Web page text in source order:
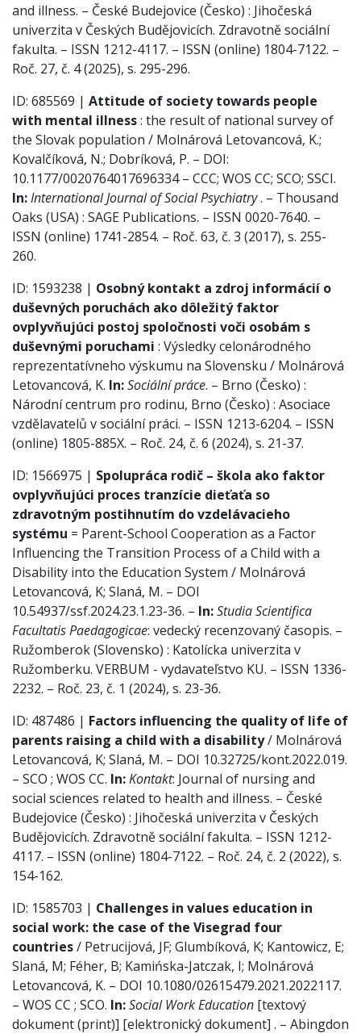
and illness. – České Budejovice (Česko) : Jihočeská
univerzita v Českých Budějovicích. Zdravotně sociální
fakulta. – ISSN 1212-4117. – ISSN (online) 1804-7122. –
Roč. 27, č. 4 (2025), s. 295-296.
ID: 685569 | Attitude of society towards people
with mental illness: the result of national survey of
the Slovak population / Molnárová Letovancová, K.;
Kovalčíková, N.; Dobríková, P. – DOI:
10.1177/0020764017696334 – CCC; WOS CC; SCO; SSCI.
In:International Journal of Social Psychiatry. – Thousand
Oaks (USA) : SAGE Publications. – ISSN 0020-7640. –
ISSN (online) 1741-2854. – Roč. 63, č. 3 (2017), s. 255-
260.
ID: 1593238 | Osobný kontakt a zdroj informácií o
duševných poruchách ako dôležitý faktor
ovplyvňujúci postoj spoločnosti voči osobám s
duševnými poruchami : Výsledky celonárodného
reprezentatívneho výskumu na Slovensku / Molnárová
Letovancová, K. In:Sociální práce. – Brno (Česko) :
Národní centrum pro rodinu, Brno (Česko) : Asociace
vzdělavatelů v sociální práci. – ISSN 1213-6204. – ISSN
(online) 1805-885X. – Roč. 24, č. 6 (2024), s. 21-37.
ID: 1566975 | Spolupráca rodič – škola ako faktor
ovplyvňujúci proces tranzície dieťaťa so
zdravotným postihnutím do vzdelávacieho
systému = Parent-School Cooperation as a Factor
Influencing the Transition Process of a Child with a
Disability into the Education System / Molnárová
Letovancová, K; Slaná, M. – DOI
10.54937/ssf.2024.23.1.23-36. – In:Studia Scientifica
Facultatis Paedagogicae: vedecký recenzovaný časopis. –
Ružomberok (Slovensko) : Katolícka univerzita v
Ružomberku. VERBUM - vydavateľstvo KU. – ISSN 1336-
2232. – Roč. 23, č. 1 (2024), s. 23-36.
ID: 487486 | Factors influencing the quality of life of
parents raising a child with a disability/ Molnárová
Letovancová, K; Slaná, M. – DOI 10.32725/kont.2022.019.
– SCO ; WOS CC. In:Kontakt: Journal of nursing and
social sciences related to health and illness. – České
Budejovice (Česko) : Jihočeská univerzita v Českých
Budějovicích. Zdravotně sociální fakulta. – ISSN 1212-
4117. – ISSN (online) 1804-7122. – Roč. 24, č. 2 (2022), s.
154-162.
ID: 1585703 | Challenges in values education in
social work: the case of the Visegrad four
countries/ Petrucijová, JF; Glumbíková, K; Kantowicz, E;
Slaná, M; Féher, B; Kamińska-Jatczak, I; Molnárová
Letovancová, K. – DOI 10.1080/02615479.2021.2022117.
– WOS CC ; SCO. In:Social Work Education [textový
dokument (print)] [elektronický dokument] . – Abingdon